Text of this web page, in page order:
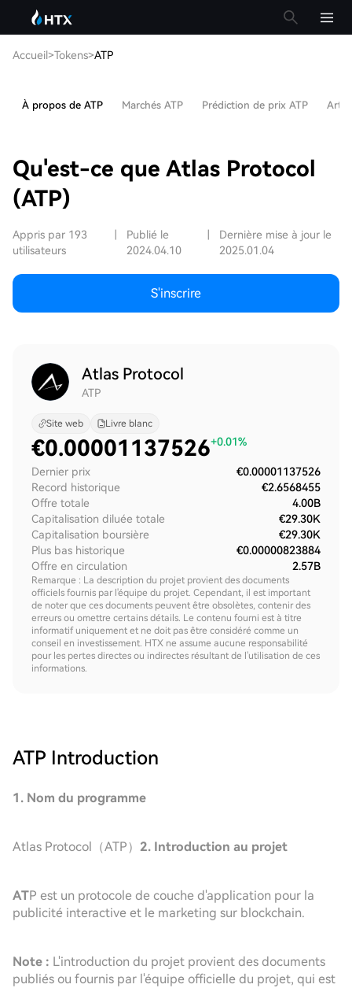
Accueil>Tokens>ATP
À propos de ATP Marchés ATP Prédiction de prix ATP
Qu'est-ce que Atlas Protocol
(ATP)
Appris par 193
utilisateurs
Publié le
2024.04.10
Dernière mise à jour le
2025.01.04
S'inscrire
Atlas Protocol
ATP
Site web Livre blanc
€0.00001137526+0.01%
Dernier prix
€0.00001137526
Record historique
€2.6568455
Offre totale
4.00B
Capitalisation diluée totale
€29.30K
Capitalisation boursière
€29.30K
Plus bas historique
€0.00000823884
Offre en circulation
2.57B
Remarque : La description du projet provient des documents
officiels fournis par l'équipe du projet. Cependant, il est important
de noter que ces documents peuvent être obsolètes, contenir des
erreurs ou omettre certains détails. Le contenu fourni est à titre
informatif uniquement et ne doit pas être considéré comme un
conseil en investissement. HTX ne assume aucune responsabilité
pour les pertes directes ou indirectes résultant de l'utilisation de ces
informations.
ATP Introduction
1. Nom du programme
Atlas Protocol（ATP） 2. Introduction au projet
ATP est un protocole de couche d'application pour la
publicité interactive et le marketing sur blockchain.
Note : L'introduction du projet provient des documents
publiés ou fournis par l'équipe officielle du projet, qui est